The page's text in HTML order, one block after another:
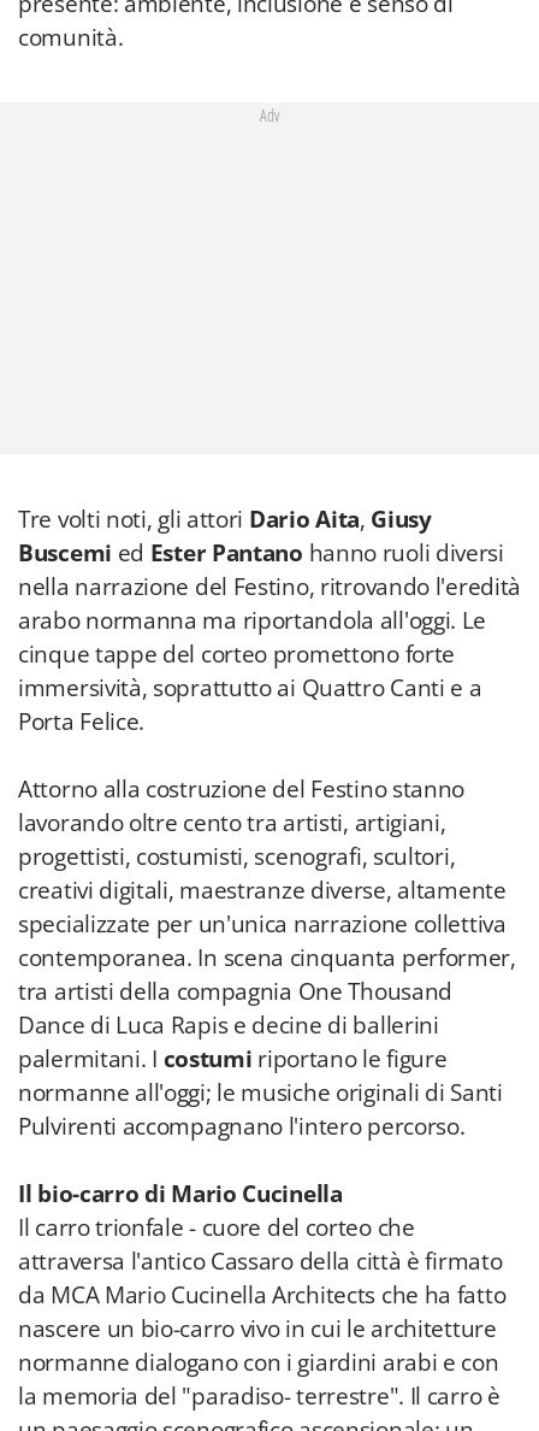
comunità.
Adv
Tre volti noti, gli attori Dario Aita, Giusy
Buscemi ed Ester Pantano hanno ruoli diversi
nella narrazione del Festino, ritrovando l'eredità
arabo normanna ma riportandola all'oggi. Le
cinque tappe del corteo promettono forte
immersività, soprattutto ai Quattro Canti e a
Porta Felice.
Attorno alla costruzione del Festino stanno
lavorando oltre cento tra artisti, artigiani,
progettisti, costumisti, scenografi, scultori,
creativi digitali, maestranze diverse, altamente
specializzate per un'unica narrazione collettiva
contemporanea. In scena cinquanta performer,
tra artisti della compagnia One Thousand
Dance di Luca Rapis e decine di ballerini
palermitani. I costumi riportano le figure
normanne all'oggi; le musiche originali di Santi
Pulvirenti accompagnano l'intero percorso.
Il bio-carro di Mario Cucinella
Il carro trionfale - cuore del corteo che
attraversa l'antico Cassaro della città è firmato
da MCA Mario Cucinella Architects che ha fatto
nascere un bio-carro vivo in cui le architetture
normanne dialogano con i giardini arabi e con
la memoria del "paradiso- terrestre". Il carro è